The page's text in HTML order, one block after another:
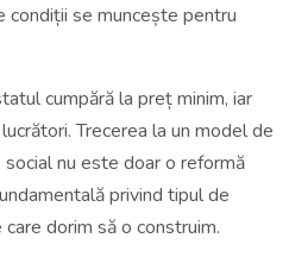
condiții se muncește pentru
cumpără la preț minim, iar
Trecerea la un model de
nu este doar o reformă
privind tipul de
dorim să o construim.